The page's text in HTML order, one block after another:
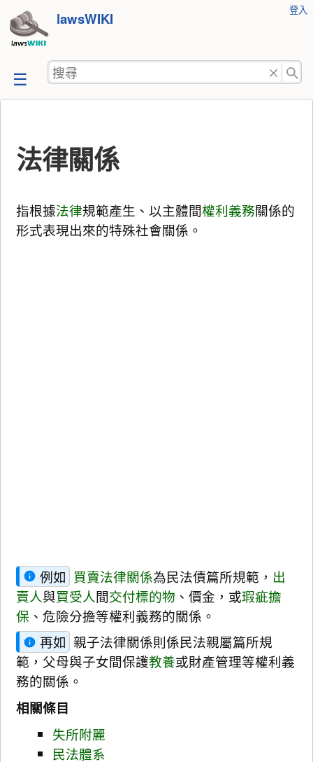
跳
至
容
lawsWIKI
工
登入
搜
尋
法律關係
指根據法律規範產生、以主體間權利義務關係的
形式表現出來的特殊社會關係。
例如 買賣法律關係為民法債篇所規範， 出
賣人與買受人間交付標的物 、價金，或瑕疵擔
保 、危險分擔等權利義務的關係。
再如 親子法律關係則係民法親屬篇所規
範，父母與子女間保護教養或財產管理等權利義
務的關係。
相關條目
失所附麗
民法體系